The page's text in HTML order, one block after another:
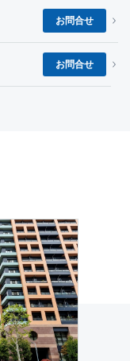
お問合せ
お問合せ